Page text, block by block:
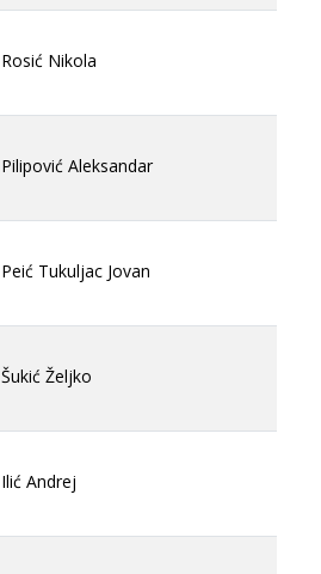
Rosić Nikola
Pilipović Aleksandar
Peić Tukuljac Jovan
Šukić Željko
Ilić Andrej